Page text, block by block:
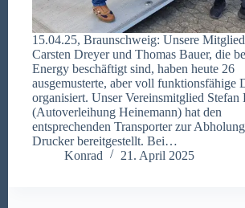
15.04.25, Braunschweig: Unsere
Carsten Dreyer und Thomas Bauer, die
Energy beschäftigt sind, haben heute 26
ausgemusterte, aber voll funktionsfähige
organisiert. Unser Vereinsmitglied Stefan
(Autoverleihung Heinemann) hat den
entsprechenden Transporter zur
Drucker bereitgestellt. Bei…
Konrad
21. April 2025